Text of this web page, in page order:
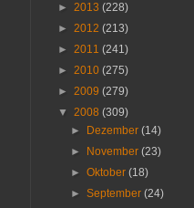
► 2013 (228)
► 2012 (213)
► 2011 (241)
► 2010 (275)
► 2009 (279)
▼ 2008 (309)
►
Dezember(14)
►
November(23)
►Oktober(18)
►September(24)